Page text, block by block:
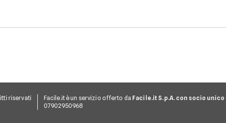
riservati Facile.it è un servizio offerto da Facile.it S.p.A. con socio unico
07902950968